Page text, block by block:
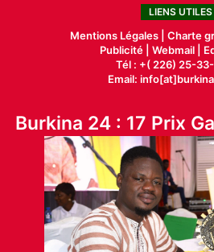
LIENS UTILES
Mentions Légales | Charte
Publicité| Webmail |
Tél : +( 226) 25-
Email:
Burkina 24 : 17 Prix